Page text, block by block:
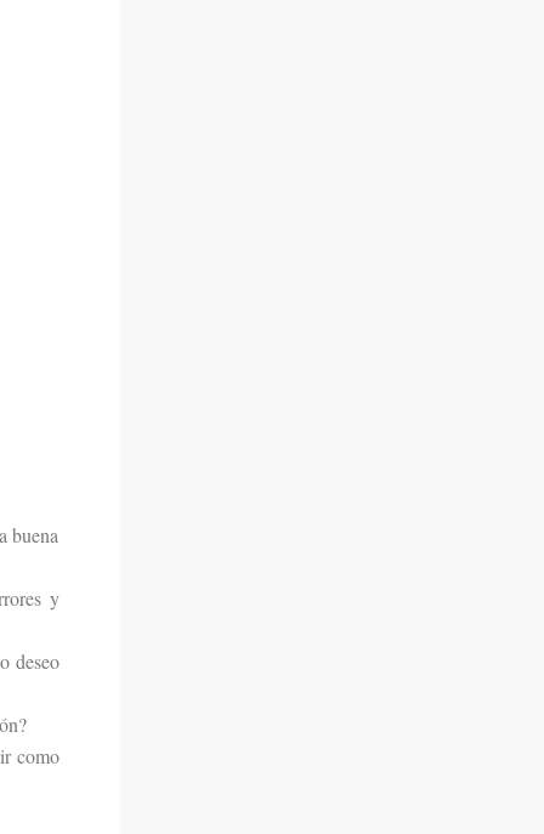
buena
y
deseo
como